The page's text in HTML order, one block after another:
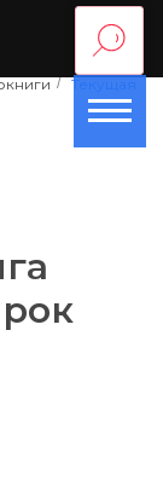
/ Текущая